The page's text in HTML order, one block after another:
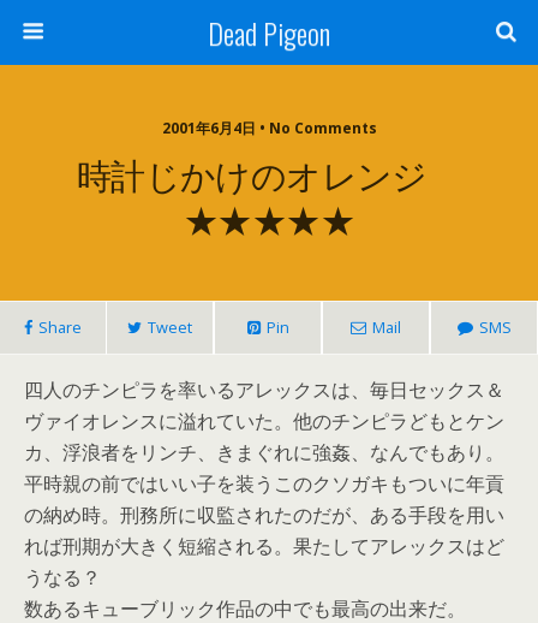
Dead Pigeon
2001年6月4日 • No Comments
時計じかけのオレンジ
★★★★★
Share Tweet Pin Mail SMS
四人のチンピラを率いるアレックスは、毎日セックス＆
ヴァイオレンスに溢れていた。他のチンピラどもとケン
カ、浮浪者をリンチ、きまぐれに強姦、なんでもあり。
平時親の前ではいい子を装うこのクソガキもついに年貢
の納め時。刑務所に収監されたのだが、ある手段を用い
れば刑期が大きく短縮される。果たしてアレックスはど
うなる？
数あるキューブリック作品の中でも最高の出来だ。